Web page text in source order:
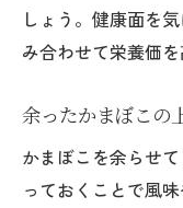
しょう。健康面を
み合わせて栄養価
余ったかまぼこの
かまぼこを余らせ
っておくことで風